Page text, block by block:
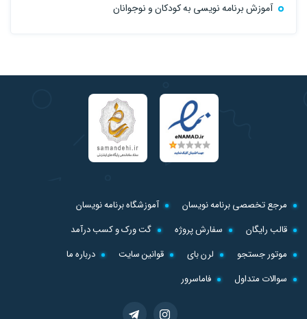
آموزش برنامه نویسی به کودکان و نوجوانان
مرجع تخصصی برنامه نویسان
آموزشگاه برنامه نویسان
قالب رایگان
سفارش پروژه
گت ورک و کسب درآمد
موتور جستجو
لرن بای قوانین سایت
درباره ما
سوالات متداول
فاماسرور